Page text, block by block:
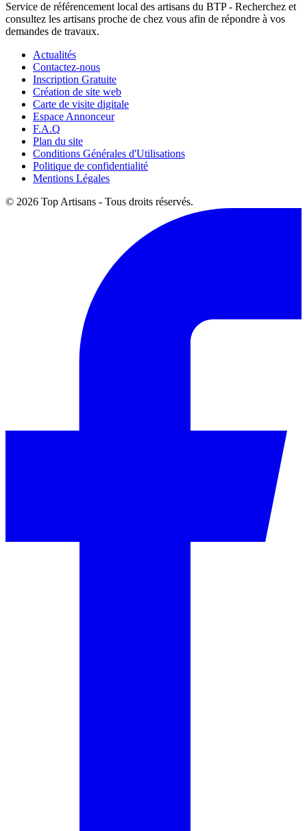
Service de référencement local des artisans du BTP - Recherchez et
consultez les artisans proche de chez vous afin de répondre à vos
demandes de travaux.
Actualités
Contactez-nous
Inscription Gratuite
Création de site web
Carte de visite digitale
Espace Annonceur
F.A.Q
Plan du site
Conditions Générales d'Utilisations
Politique de confidentialité
Mentions Légales
© 2026 Top Artisans - Tous droits réservés.